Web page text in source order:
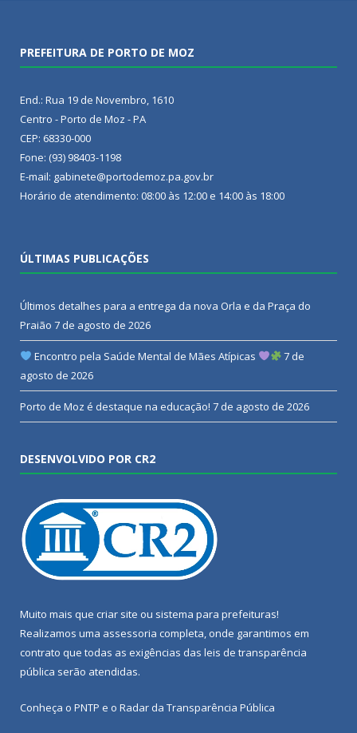
PREFEITURA DE PORTO DE MOZ
End.: Rua 19 de Novembro, 1610
Centro - Porto de Moz - PA
CEP: 68330-000
Fone: (93) 98403-1198
E-mail: gabinete@portodemoz.pa.gov.br
Horário de atendimento: 08:00 às 12:00 e 14:00 às 18:00
ÚLTIMAS PUBLICAÇÕES
Últimos detalhes para a entrega da nova Orla e da Praça do
Praião 7 de agosto de 2026
Encontro pela Saúde Mental de Mães Atípicas
7 de
agosto de 2026
Porto de Moz é destaque na educação! 7 de agosto de 2026
DESENVOLVIDO POR CR2
Muito mais que criar site ou sistema para prefeituras!
Realizamos uma assessoria completa, onde garantimos em
contrato que todas as exigências das leis de transparência
pública serão atendidas.
Conheça o PNTP e o Radar da Transparência Pública